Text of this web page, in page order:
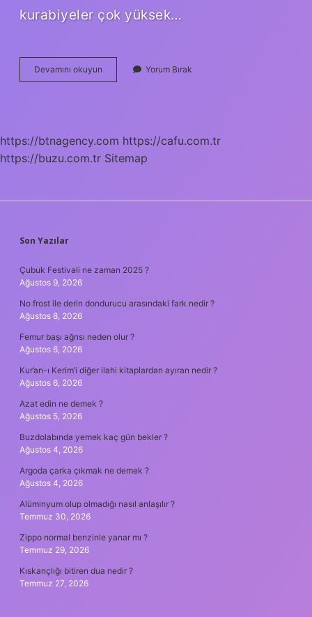
kurabiyeler çok yüksek…
Devamını okuyun Cicibebe
Bebeklere
Yorum Bırak
https://btnagency.com https://cafu.com.tr
https://buzu.com.tr Sitemap
SIDEBAR
Son Yazılar
Çubuk Festivali ne zaman 2025 ?
Ağustos 9, 2026
No frost ile derin dondurucu arasındaki fark nedir ?
Ağustos 8, 2026
Femur başı ağrısı neden olur ?
Ağustos 6, 2026
Kur’an-ı Kerim’i diğer ilahi kitaplardan ayıran nedir ?
Ağustos 6, 2026
Azat edin ne demek ?
Ağustos 5, 2026
Buzdolabında yemek kaç gün bekler ?
Ağustos 4, 2026
Argoda çarka çıkmak ne demek ?
Ağustos 4, 2026
Alüminyum olup olmadığı nasıl anlaşılır ?
Temmuz 30, 2026
Zippo normal benzinle yanar mı ?
Temmuz 29, 2026
Kıskançlığı bitiren dua nedir ?
Temmuz 27, 2026